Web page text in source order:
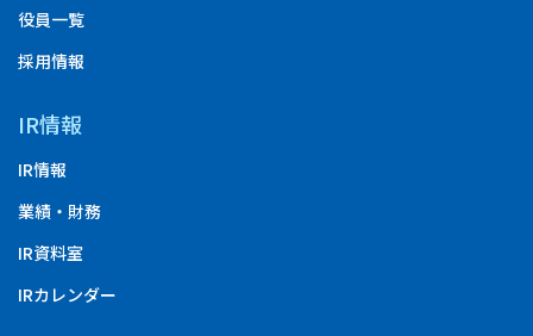
役員一覧
採用情報
IR情報
IR情報
業績・財務
IR資料室
IRカレンダー